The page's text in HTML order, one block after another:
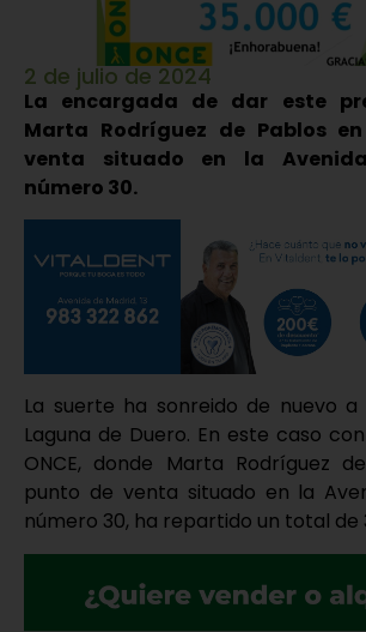
2 de julio de 2024
La encargada de dar este
Marta Rodríguez de Pablos
venta situado en la
número 30.
La suerte ha sonreido de nuevo
Laguna de Duero. En este caso
ONCE, donde Marta Rodríguez
punto de venta situado en la
número 30, ha repartido un total de